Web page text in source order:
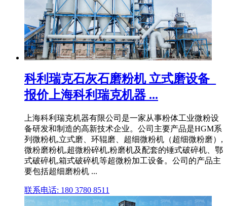
科利瑞克石灰石磨粉机 立式磨设备_
报价上海科利瑞克机器 ...
上海科利瑞克机器有限公司是一家从事粉体工业微粉设
备研发和制造的高新技术企业。公司主要产品是HGM系
列微粉机,立式磨、环辊磨、超细微粉机（超细微粉磨）,
微粉磨粉机,超微粉碎机,粉磨机及配套的锤式破碎机、鄂
式破碎机,箱式破碎机等超微粉加工设备。公司的产品主
要包括超细磨粉机 ...
联系电话: 180 3780 8511